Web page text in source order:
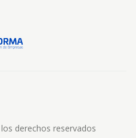
derechos reservados